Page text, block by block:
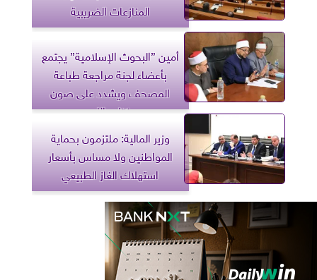
المنازعات الضريبية
أمين ”البحوث الإسلامية” يجتمع
بأعضاء لجنة مراجعة طباعة
المصحف ويشدد على صون
كتاب الله
وزير المالية: ملتزمون بحماية
المواطنين ولا مساس بأسعار
استهلاك الغاز الطبيعي